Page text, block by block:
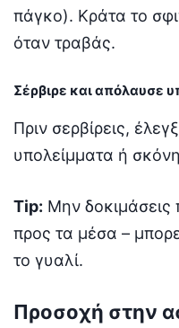
πάγκο). Κράτα το
όταν τραβάς.
Σέρβιρε και απόλαυσε
Πριν σερβίρεις,
υπολείμματα ή
Tip: Μην δοκιμάσεις
προς τα μέσα –
το γυαλί.
Προσοχή στην